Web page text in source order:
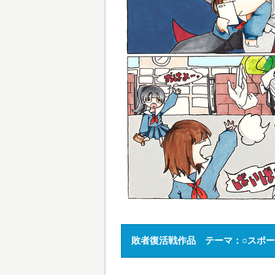
敗者復活戦作品 テーマ：○スポ